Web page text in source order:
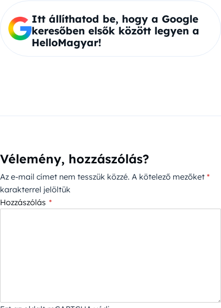
Itt állíthatod be, hogy a Google
keresőben elsők között legyen a
HelloMagyar!
Vélemény, hozzászólás?
Az e-mail címet nem tesszük közzé. A kötelező mezőket *
karakterrel jelöltük
Hozzászólás *